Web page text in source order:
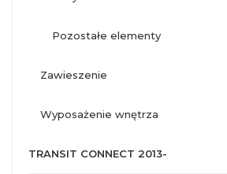
pozostałe elementy
zawieszenie
wyposażenie wnętrza
TRANSIT CONNECT 2013-